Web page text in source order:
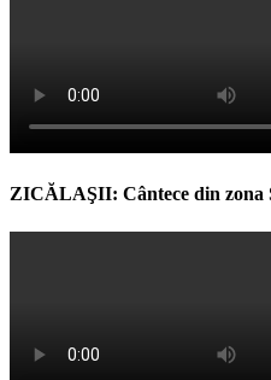
ZICĂLAŞII: Cântece din zona